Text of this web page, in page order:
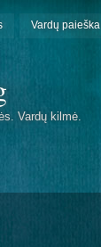
Vardų paieška
Vardų kilmė.